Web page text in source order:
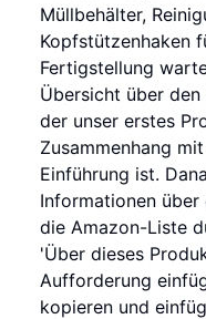
Müllbehälter,
Kopfstützenhaken
Fertigstellung
Übersicht über
der unser erstes
Zusammenhang
Einführung ist.
Informationen
die Amazon-Liste
'Über dieses
Aufforderung
kopieren und